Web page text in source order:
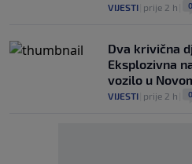
VIJESTI prije 2 h 0
Dva krivična
Eksplozivna
vozilo u
VIJESTI prije 2 h 0